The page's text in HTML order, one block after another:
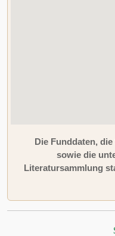
Die Funddaten,
sowie die
Literatursammlung